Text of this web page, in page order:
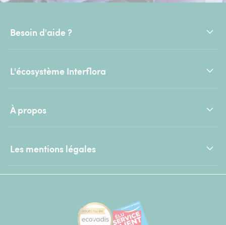
Besoin d'aide ?
L'écosystème Interflora
À propos
Les mentions légales